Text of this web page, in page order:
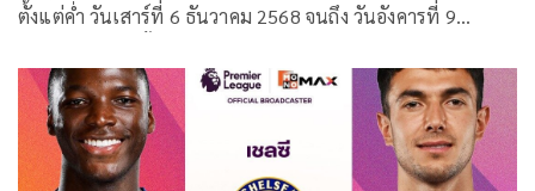
ตั้งแต่ค่ำ วันเสาร์ที่ 6 ธันวาคม 2568 จนถึง วันอังคารที่ 9
“ไก่เดือยทอง ชน ผึ้งพิฆาต” ไปจนถึงเกมมันส์ประจำวันอาทิตย์
อย่าง “ยูงทอง ปะทะ หงส์แดง” โดย Monomax พร้อมถ่ายทอด
สดครบทุกคู่และบางคู่ผ่านหน้าจอ ช่อง MONO29